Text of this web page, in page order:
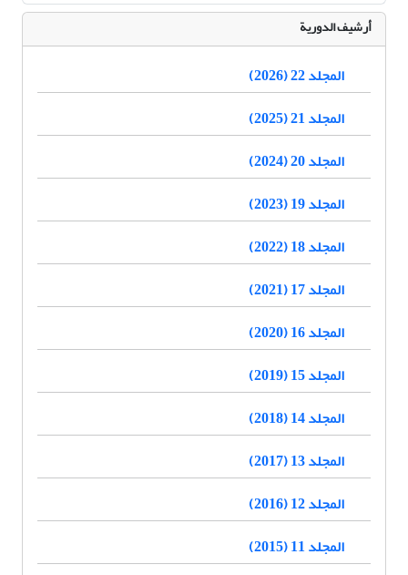
أرشيف الدورية
المجلد 22 (2026)
المجلد 21 (2025)
المجلد 20 (2024)
المجلد 19 (2023)
المجلد 18 (2022)
المجلد 17 (2021)
المجلد 16 (2020)
المجلد 15 (2019)
المجلد 14 (2018)
المجلد 13 (2017)
المجلد 12 (2016)
المجلد 11 (2015)